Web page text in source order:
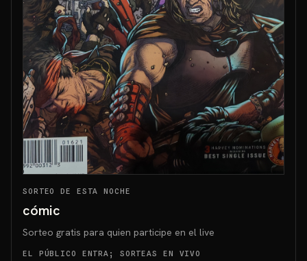
SORTEO DE ESTA NOCHE
cómic
Sorteo gratis para quien participe en el live
EL PÚBLICO ENTRA; SORTEAS EN VIVO